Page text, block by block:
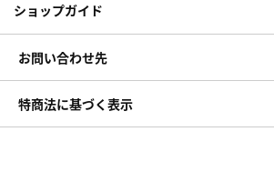
ショップガイド
お問い合わせ先
特商法に基づく表示